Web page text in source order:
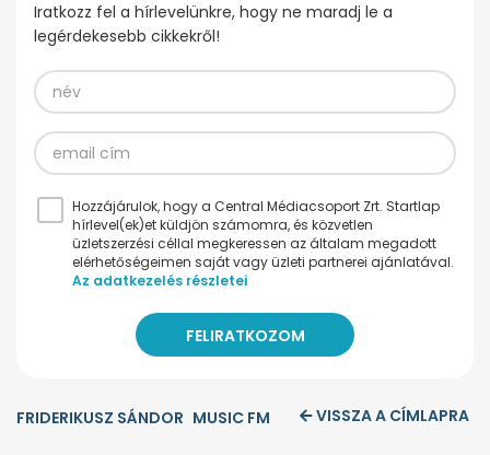
Iratkozz fel a hírlevelünkre, hogy ne maradj le a
legérdekesebb cikkekről!
Hozzájárulok, hogy a Central Médiacsoport Zrt. Startlap
hírlevel(ek)et küldjön számomra, és közvetlen
üzletszerzési céllal megkeressen az általam megadott
elérhetőségeimen saját vagy üzleti partnerei ajánlatával.
Az adatkezelés részletei
FRIDERIKUSZ SÁNDOR MUSIC FM VISSZA A CÍMLAPRA